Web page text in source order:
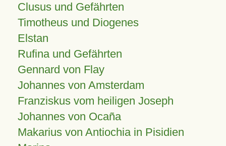
Clusus und Gefährten
Timotheus und Diogenes
Elstan
Rufina und Gefährten
Gennard von Flay
Johannes von Amsterdam
Franziskus vom heiligen Joseph
Johannes von Ocaña
Makarius von Antiochia in Pisidien